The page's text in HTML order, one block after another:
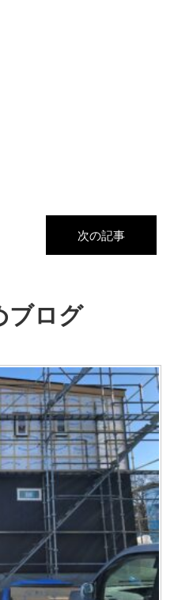
次の記事
ブログ